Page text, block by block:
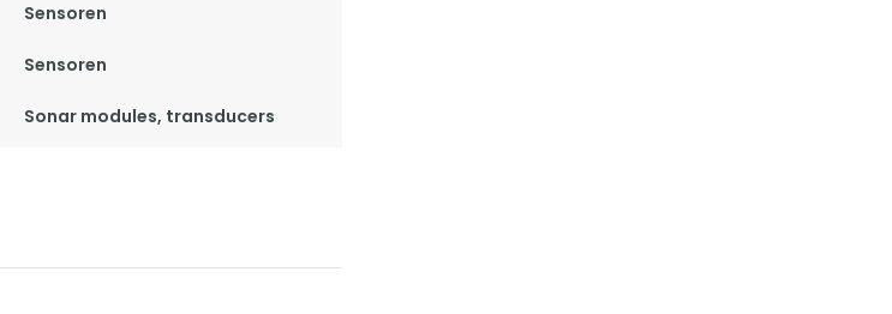
Sensoren
Sensoren
Sonar modules, transducers